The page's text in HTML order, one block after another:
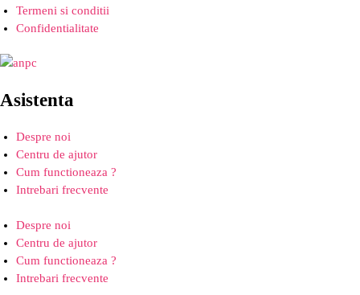
Termeni si conditii
Confidentialitate
Asistenta
Despre noi
Centru de ajutor
Cum functioneaza ?
Intrebari frecvente
Despre noi
Centru de ajutor
Cum functioneaza ?
Intrebari frecvente